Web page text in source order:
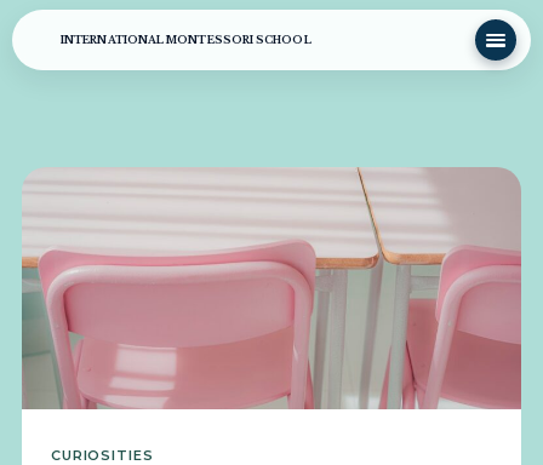
INTERNATIONAL MONTESSORI SCHOOL
CURIOSITIES